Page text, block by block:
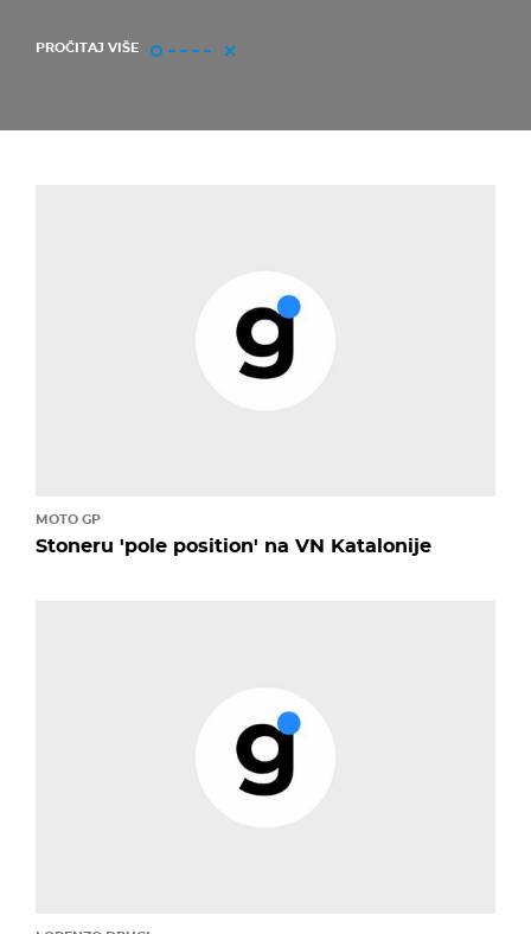
PROČITAJ VIŠE
MOTO GP
Stoneru 'pole position' na VN Katalonije